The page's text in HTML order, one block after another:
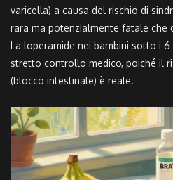
varicella) a causa del rischio di
rara ma potenzialmente fatale che
La loperamide nei bambini sotto i
stretto controllo medico, poiché il
(blocco intestinale) è reale.